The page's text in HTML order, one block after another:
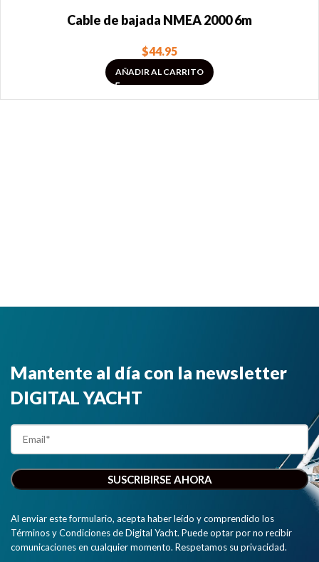
Cable de bajada NMEA 2000 6m
$44.95
AÑADIR AL CARRITO
Mantente al día con la newsletter
DIGITAL YACHT
Al enviar este formulario, acepta haber leído y comprendido los
Términos y Condiciones de Digital Yacht. Puede optar por no recibir
comunicaciones en cualquier momento. Respetamos su privacidad.